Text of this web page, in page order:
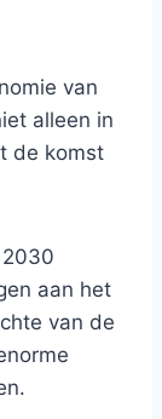
van
alleen in
de komst
aan het
van de